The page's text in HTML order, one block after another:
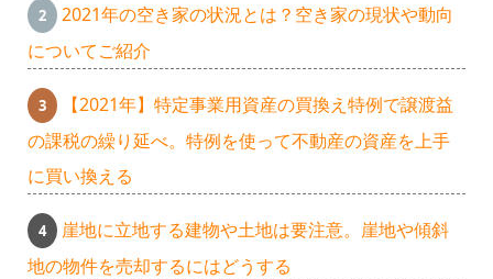
2021年の空き家の状況とは？空き家の現状や動向
についてご紹介
【2021年】特定事業用資産の買換え特例で譲渡益
の課税の繰り延べ。特例を使って不動産の資産を上手
に買い換える
崖地に立地する建物や土地は要注意。崖地や傾斜
地の物件を売却するにはどうする